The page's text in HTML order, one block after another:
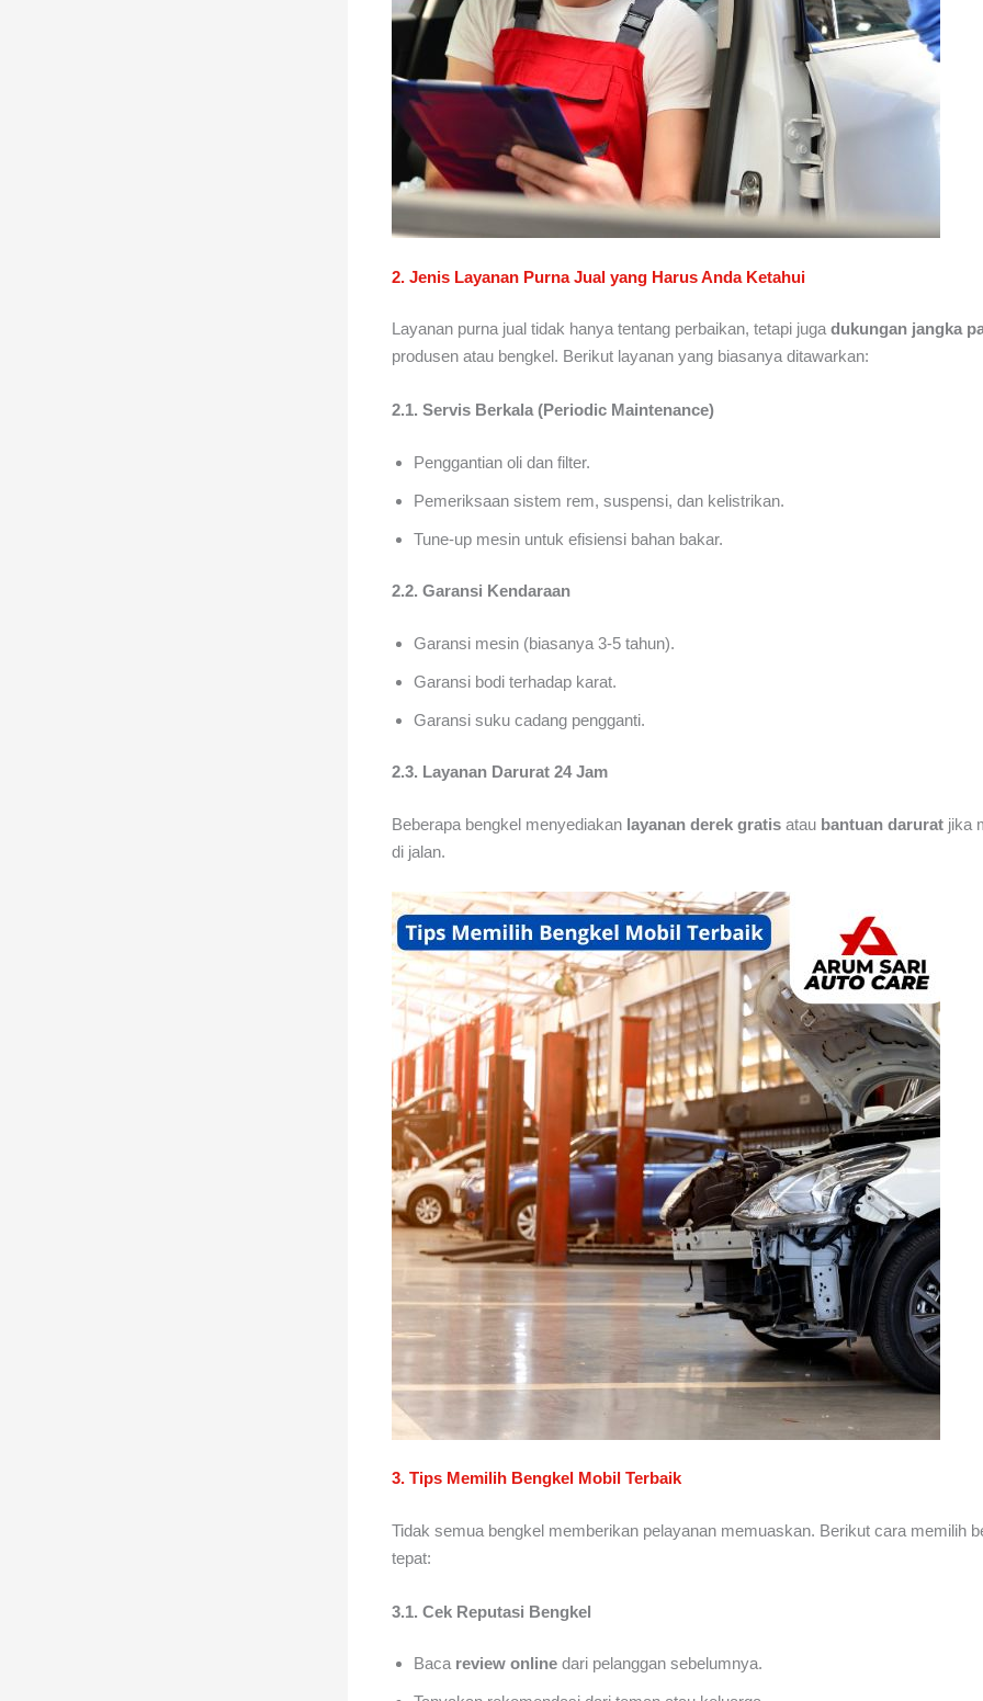
2. Jenis Layanan Purna Jual yang Harus Anda Ketahui
Layanan purna jual tidak hanya tentang perbaikan, tetapi juga dukungan jangka
produsen atau bengkel. Berikut layanan yang biasanya ditawarkan:
2.1. Servis Berkala (Periodic Maintenance)
Penggantian oli dan filter.
Pemeriksaan sistem rem, suspensi, dan kelistrikan.
Tune-up mesin untuk efisiensi bahan bakar.
2.2. Garansi Kendaraan
Garansi mesin (biasanya 3-5 tahun).
Garansi bodi terhadap karat.
Garansi suku cadang pengganti.
2.3. Layanan Darurat 24 Jam
Beberapa bengkel menyediakan layanan derek gratis atau bantuan darurat jika
di jalan.
3. Tips Memilih Bengkel Mobil Terbaik
Tidak semua bengkel memberikan pelayanan memuaskan. Berikut cara memilih
tepat:
3.1. Cek Reputasi Bengkel
Baca review online dari pelanggan sebelumnya.